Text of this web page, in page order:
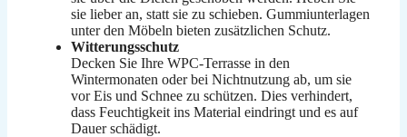
sie lieber an, statt sie zu schieben. Gummiunterlagen
unter den Möbeln bieten zusätzlichen Schutz.
Witterungsschutz
Decken Sie Ihre WPC-Terrasse in den
Wintermonaten oder bei Nichtnutzung ab, um sie
vor Eis und Schnee zu schützen. Dies verhindert,
dass Feuchtigkeit ins Material eindringt und es auf
Dauer schädigt.